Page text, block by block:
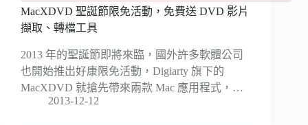
MacXDVD 聖誕節限免活動，免費送 DVD 影片
擷取、轉檔工具
2013 年的聖誕節即將來臨，國外許多軟體公司
也開始推出好康限免活動，Digiarty 旗下的
MacXDVD 就搶先帶來兩款 Mac 應用程式，…
2013-12-12